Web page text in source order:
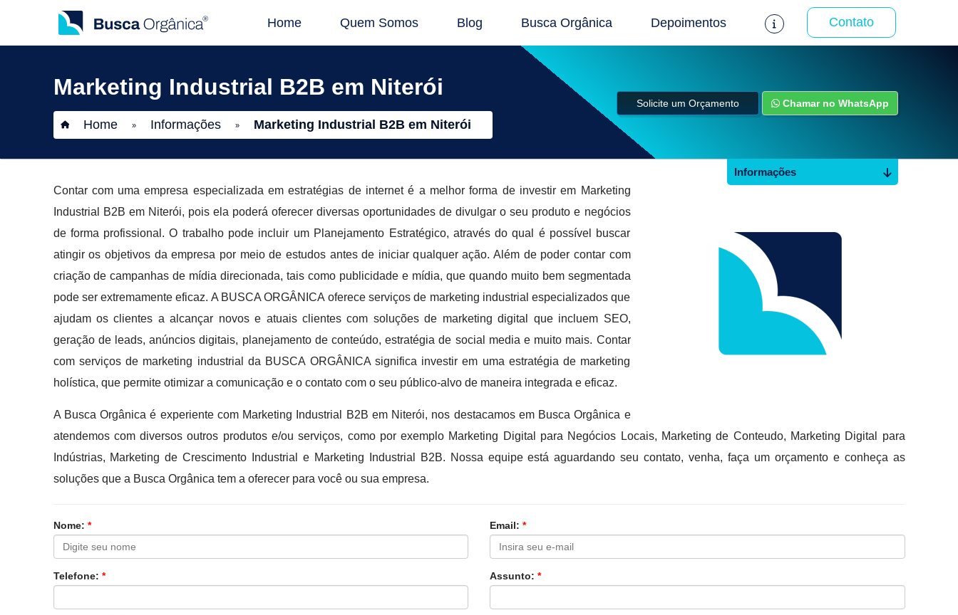
Home Quem Somos Blog Busca Orgânica Depoimentos Contato
Marketing Industrial B2B em Niterói
Home » Informações » Marketing Industrial B2B em Niterói
Solicite um Orçamento Chamar no WhatsApp
Contar com uma empresa especializada em estratégias de internet é a melhor forma de investir em Marketing
Industrial B2B em Niterói, pois ela poderá oferecer diversas oportunidades de divulgar o seu produto e negócios
de forma profissional. O trabalho pode incluir um Planejamento Estratégico, através do qual é possível buscar
atingir os objetivos da empresa por meio de estudos antes de iniciar qualquer ação. Além de poder contar com
criação de campanhas de mídia direcionada, tais como publicidade e mídia, que quando muito bem segmentada
pode ser extremamente eficaz. A BUSCA ORGÂNICA oferece serviços de marketing industrial especializados que
ajudam os clientes a alcançar novos e atuais clientes com soluções de marketing digital que incluem SEO,
geração de leads, anúncios digitais, planejamento de conteúdo, estratégia de social media e muito mais. Contar
com serviços de marketing industrial da BUSCA ORGÂNICA significa investir em uma estratégia de marketing
holística, que permite otimizar a comunicação e o contato com o seu público-alvo de maneira integrada e eficaz.
A Busca Orgânica é experiente com Marketing Industrial B2B em Niterói, nos destacamos em Busca Orgânica e
atendemos com diversos outros produtos e/ou serviços, como por exemplo Marketing Digital para Negócios Locais, Marketing de Conteudo, Marketing Digital para
Indústrias, Marketing de Crescimento Industrial e Marketing Industrial B2B. Nossa equipe está aguardando seu contato, venha, faça um orçamento e conheça as
soluções que a Busca Orgânica tem a oferecer para você ou sua empresa.
Nome: * Email: *
Telefone: * Assunto: *
Informações